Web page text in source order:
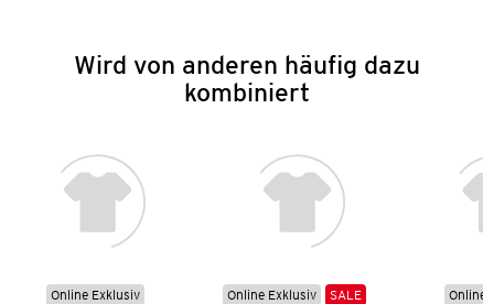
Wird von anderen häufig dazu
kombiniert
Online Exklusiv
Online Exklusiv
SALE
Online